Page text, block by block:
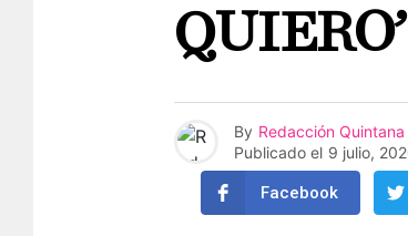
QUIERO’
By Redacción Quintana
Publicado el 9 julio,
Facebook